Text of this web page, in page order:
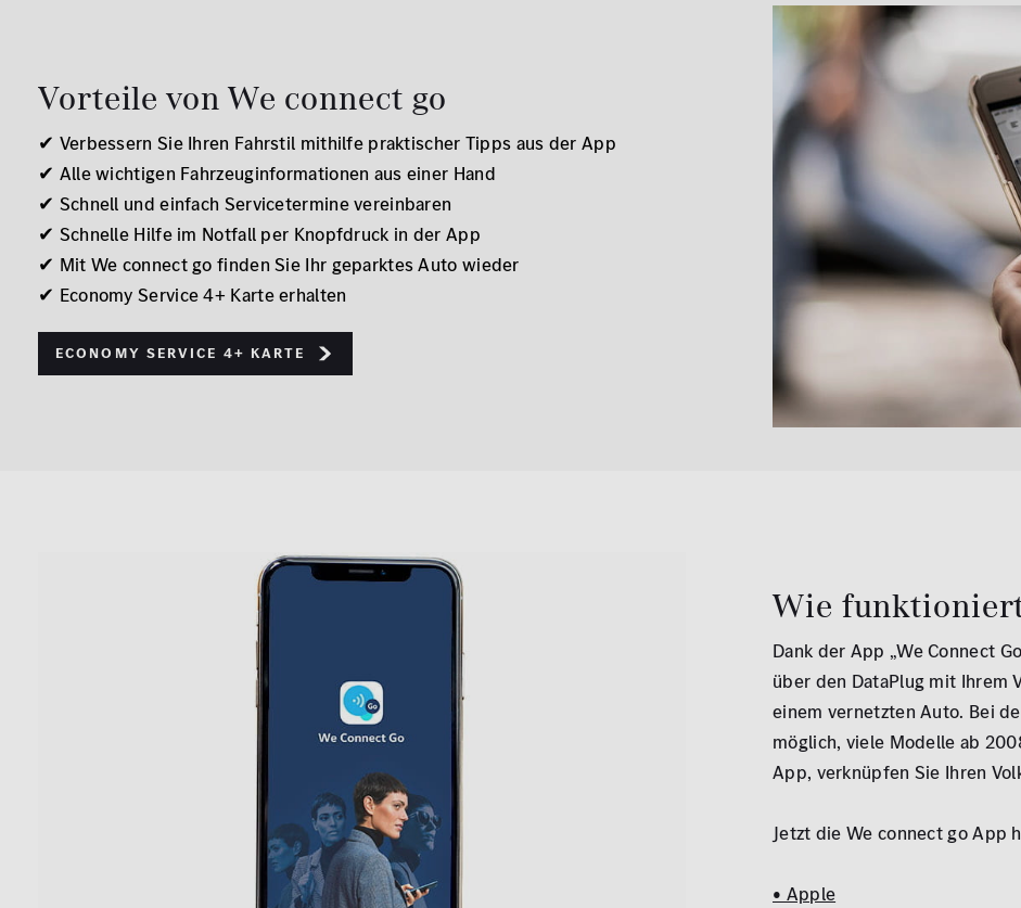
Vorteile von We connect go
✔ Verbessern Sie Ihren Fahrstil mithilfe praktischer Tipps aus der App
✔ Alle wichtigen Fahrzeuginformationen aus einer Hand
✔ Schnell und einfach Servicetermine vereinbaren
✔ Schnelle Hilfe im Notfall per Knopfdruck in der App
✔ Mit We connect go finden Sie Ihr geparktes Auto wieder
✔ Economy Service 4+ Karte erhalten
Economy Service 4+ Karte
Wie
Dank der App „We Connect
über den DataPlug mit Ihrem
einem vernetzten Auto. Bei
möglich, viele Modelle ab
App, verknüpfen Sie Ihren
Jetzt die We connect go App
• Apple